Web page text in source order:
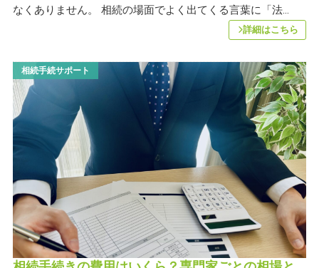
なくありません。 相続の場面でよく出てくる言葉に「法...
詳細はこちら
相続手続サポート